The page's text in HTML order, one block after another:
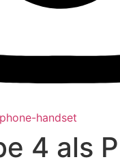
handset
4 als